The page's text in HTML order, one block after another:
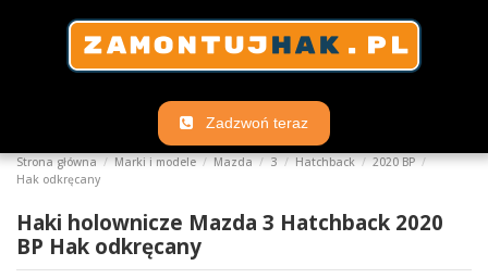
Zadzwoń teraz
Strona główna Marki i modele Mazda 3 Hatchback
2020 BP
Hak odkręcany
Haki holownicze Mazda 3 Hatchback 2020
BP Hak odkręcany